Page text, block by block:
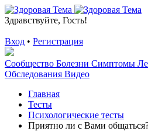
Здравствуйте, Гость!
Вход • Регистрация
Сообщество Болезни Симптомы
Обследования Видео
Главная
Тесты
Психологические тесты
Приятно ли с Вами